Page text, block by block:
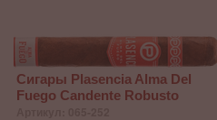
Сигары Plasencia Alma Del
Fuego Candente Robusto